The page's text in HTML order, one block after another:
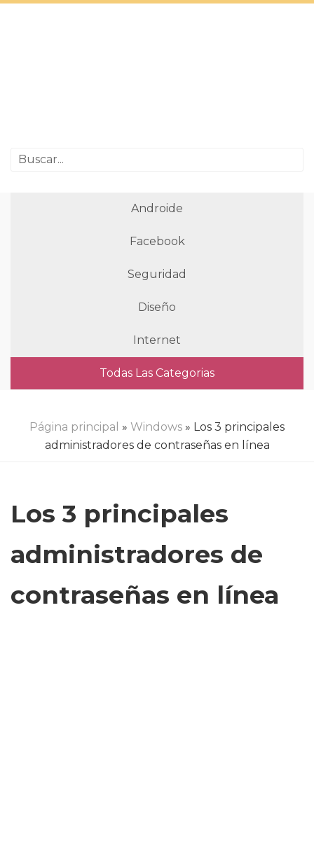
Androide
Facebook
Seguridad
Diseño
Internet
Todas Las Categorias
Página principal » Windows » Los 3 principales
administradores de contraseñas en línea
Los 3 principales
administradores de
contraseñas en línea